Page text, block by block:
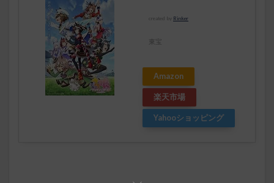
created by Rinker
東宝
Amazon
楽天市場
Yahooショッピング